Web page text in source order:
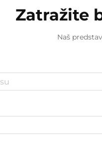
Zatražite
Naš